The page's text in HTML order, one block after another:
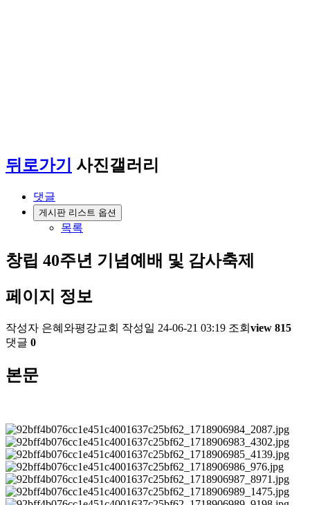
뒤로가기 사진갤러리
댓글
게시판 리스트 옵션
목록
창립 40주년 기념예배 및 감사축제
페이지 정보
작성자 은혜와평강교회 작성일 24-06-21 03:19 조회 view 815
댓글 0
본문